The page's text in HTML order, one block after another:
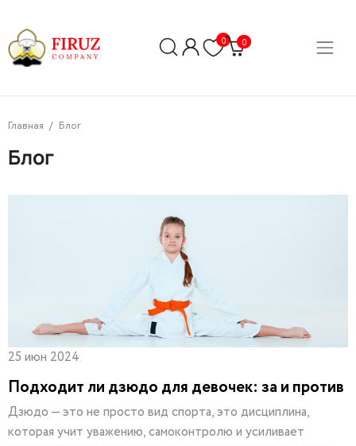
0 0
Главная Блог
Блог
25 июн 2024
Подходит ли дзюдо для девочек: за и против
Дзюдо — это не просто вид спорта, это дисциплина,
которая учит уважению, самоконтролю и усиливает